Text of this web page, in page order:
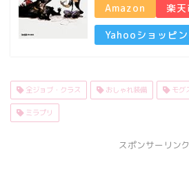
Amazon 楽天
Yahooショッピ
全ジョブ・クラス おしゃれ装備 モグ
ミラプリ
スポンサーリンク